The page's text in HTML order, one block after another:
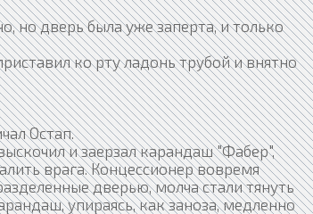
но дверь была уже заперта, и только
ко рту ладонь трубой и внятно
Остап.
и заерзал карандаш "Фабер",
врага. Концессионер вовремя
дверью, молча стали тянуть
упираясь, как заноза, медленно